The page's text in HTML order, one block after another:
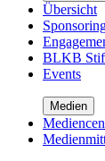
Übersicht
BLKB
Events
Medien